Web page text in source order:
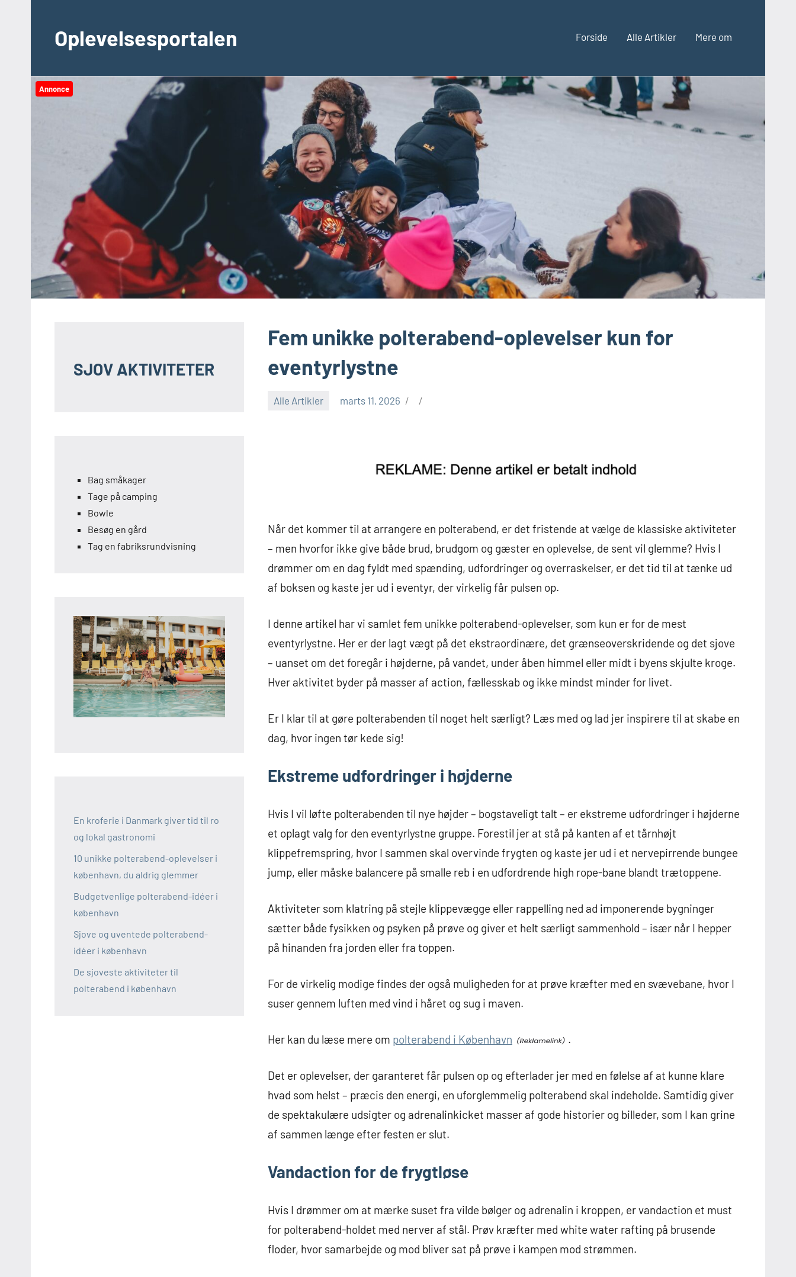
indholdOplevelsesportalen Forside Alle Artikler Mere om
Annonce
Fem unikke polterabend-oplevelser kun for
eventyrlystne
Alle Artikler marts 11, 2026
Når det kommer til at arrangere en polterabend, er det fristende at vælge de klassiske aktiviteter
– men hvorfor ikke give både brud, brudgom og gæster en oplevelse, de sent vil glemme? Hvis I
drømmer om en dag fyldt med spænding, udfordringer og overraskelser, er det tid til at tænke ud
af boksen og kaste jer ud i eventyr, der virkelig får pulsen op.
I denne artikel har vi samlet fem unikke polterabend-oplevelser, som kun er for de mest
eventyrlystne. Her er der lagt vægt på det ekstraordinære, det grænseoverskridende og det sjove
– uanset om det foregår i højderne, på vandet, under åben himmel eller midt i byens skjulte kroge.
Hver aktivitet byder på masser af action, fællesskab og ikke mindst minder for livet.
Er I klar til at gøre polterabenden til noget helt særligt? Læs med og lad jer inspirere til at skabe en
dag, hvor ingen tør kede sig!
Ekstreme udfordringer i højderne
Hvis I vil løfte polterabenden til nye højder – bogstaveligt talt – er ekstreme udfordringer i højderne
et oplagt valg for den eventyrlystne gruppe. Forestil jer at stå på kanten af et tårnhøjt
klippefremspring, hvor I sammen skal overvinde frygten og kaste jer ud i et nervepirrende bungee
jump, eller måske balancere på smalle reb i en udfordrende high rope-bane blandt trætoppene.
Aktiviteter som klatring på stejle klippevægge eller rappelling ned ad imponerende bygninger
sætter både fysikken og psyken på prøve og giver et helt særligt sammenhold – især når I hepper
på hinanden fra jorden eller fra toppen.
For de virkelig modige findes der også muligheden for at prøve kræfter med en svævebane, hvor I
suser gennem luften med vind i håret og sug i maven.
Her kan du læse mere om polterabend i København .
Det er oplevelser, der garanteret får pulsen op og efterlader jer med en følelse af at kunne klare
hvad som helst – præcis den energi, en uforglemmelig polterabend skal indeholde. Samtidig giver
de spektakulære udsigter og adrenalinkicket masser af gode historier og billeder, som I kan grine
af sammen længe efter festen er slut.
Vandaction for de frygtløse
Hvis I drømmer om at mærke suset fra vilde bølger og adrenalin i kroppen, er vandaction et must
for polterabend-holdet med nerver af stål. Prøv kræfter med white water rafting på brusende
floder, hvor samarbejde og mod bliver sat på prøve i kampen mod strømmen.
SJOV AKTIVITETER
Bag småkager
Tage på camping
Bowle
Besøg en gård
Tag en fabriksrundvisning
En kroferie i Danmark giver tid til ro
og lokal gastronomi
10 unikke polterabend-oplevelser i
københavn, du aldrig glemmer
Budgetvenlige polterabend-idéer i
københavn
Sjove og uventede polterabend-
idéer i københavn
De sjoveste aktiviteter til
polterabend i københavn